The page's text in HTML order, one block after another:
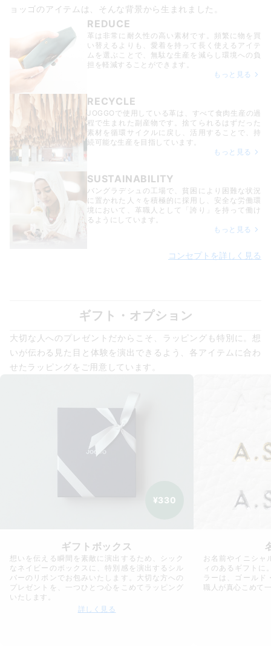
ョッゴのアイテムは、
そんな背景から生まれました。
REDUCE
革は非常に耐久性の高い素材です。頻繁に物を買
い替えるよりも、愛着を持って長く使えるアイテ
ムを選ぶことで、無駄な生産を減らし環境への負
担を軽減することができます。
もっと見る
RECYCLE
JOGGOで使用している革は、すべて食肉生産の過
程で生まれた副産物です。捨てられるはずだった
素材を循環サイクルに戻し、活用することで、持
続可能な生産を目指しています。
もっと見る
SUSTAINABILITY
バングラデシュの工場で、貧困により困難な状況
に置かれた人々を積極的に採用し、安全な労働環
境において、革職人として「誇り」を持って働け
るようにしています。
もっと見る
コンセプトを詳しく見る
ギフト・オプション
大切な人へのプレゼントだからこそ、ラッピングも特別に。想
いが伝わる見た目と体験を演出できるよう、各アイテムに合わ
せたラッピングをご用意しています。
¥330
ギフトボックス
想いを伝える瞬間を素敵に演出するため、シック
なネイビーのボックスに、特別感を演出するシル
バーのリボンでお包みいたします。大切な方への
プレゼントを、一つひとつ心をこめてラッピング
いたします。
詳しく見る
お名前やイニシャ
ィのあるギフトに
ラーは、ゴール
職人が真心こめて